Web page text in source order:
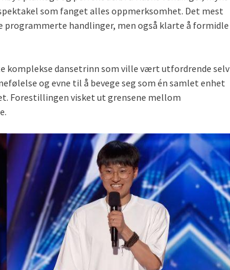
som fanget alles oppmerksomhet. Det mest
handlinger, men også klarte å formidle
komplekse dansetrinn som ville vært utfordrende selv
og evne til å bevege seg som én samlet enhet
Forestillingen visket ut grensene mellom